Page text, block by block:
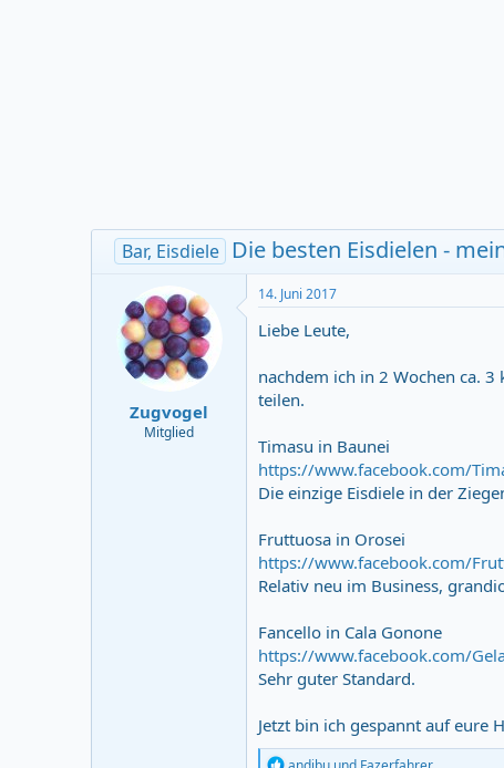
Bar, Eisdiele Die besten Eisdielen -
Zugvogel
Mitglied
14. Juni 2017
Liebe Leute,
nachdem ich in 2 Wochen ca.
teilen.
Timasu in Baunei
https://www.facebook.com/
Die einzige Eisdiele in der
Fruttuosa in Orosei
https://www.facebook.com/
Relativ neu im Business,
Fancello in Cala Gonone
https://www.facebook.com/
Sehr guter Standard.
Jetzt bin ich gespannt auf eure
R